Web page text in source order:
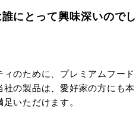
にとって興味深いのでし
のために、プレミアムフード
の製品は、愛好家の方にも本
いただけます。